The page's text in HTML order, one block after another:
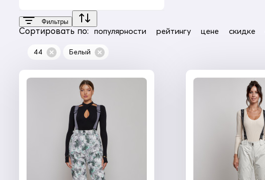
Темно-синий
Черный (10)
Фильтры
Сортировать по: популярности рейтингу цене скидке
44 Белый